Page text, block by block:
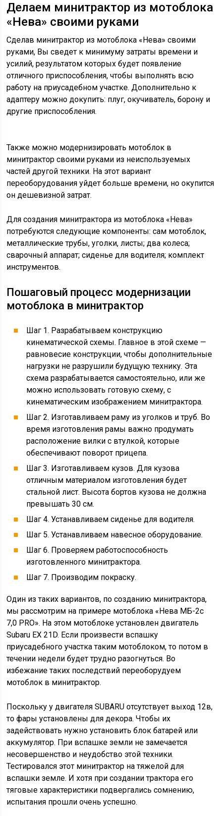
Делаем минитрактор из мотоблока
«Нева» своими руками
Сделав минитрактор из мотоблока «Нева» своими
руками, Вы сведет к минимуму затраты времени и
усилий, результатом которых будет появление
отличного приспособления, чтобы выполнять всю
работу на приусадебном участке. Дополнительно к
адаптеру можно докупить: плуг, окучиватель, борону и
другие приспособления.
Также можно модернизировать мотоблок в
минитрактор своими руками из неиспользуемых
частей другой техники. На этот вариант
переоборудования уйдет больше времени, но окупится
он дешевизной затрат.
Для создания минитрактора из мотоблока «Нева»
потребуются следующие компоненты: сам мотоблок,
металлические трубы, уголки, листы; два колеса;
сварочный аппарат; сиденье для водителя; комплект
инструментов.
Пошаговый процесс модернизации
мотоблока в минитрактор
Шаг 1. Разрабатываем конструкцию
кинематической схемы. Главное в этой схеме —
равновесие конструкции, чтобы дополнительные
нагрузки не разрушили будущую технику. Эта
схема разрабатывается самостоятельно, или же
можно использовать готовую схему, с
кинематическим изображением минитрактора.
Шаг 2. Изготавливаем раму из уголков и труб. Во
время изготовления рамы важно продумать
расположение вилки с втулкой, которые
обеспечивают поворот прицепа.
Шаг 3. Изготавливаем кузов. Для кузова
отличным материалом изготовления будет
стальной лист. Высота бортов кузова не должна
превышать 30 см.
Шаг 4. Устанавливаем сиденье для водителя.
Шаг 5. Устанавливаем навесное оборудование.
Шаг 6. Проверяем работоспособность
изготовленного минитрактора.
Шаг 7. Производим покраску.
Один из таких вариантов, по созданию минитрактора,
мы рассмотрим на примере мотоблока «Нева МБ-2с
7,0 PRO». На этом мотоблоке установлен двигатель
Subaru EX 21D. Если произвести вспашку
приусадебного участка таким мотоблоком, то потом в
течении недели будет трудно разогнуться. Во
избежание таких последствий переоборудуем
мотоблок в минитрактор.
Поскольку у двигателя SUBARU отсутствует выход 12в,
то фары установлены для декора. Чтобы их
задействовать нужно установить блок батарей или
аккумулятор. При вспашке земли не замечается
несовершенство и неудобство этой техники.
Тестировался этот минитрактор на тяжелой для
вспашки земле. И хотя при создании трактора его
тяговые характеристики подвергались сомнению,
испытания прошли очень успешно.